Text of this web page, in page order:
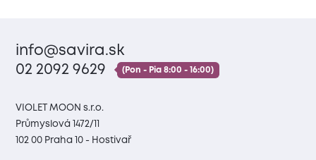
info@savira.sk
02 2092 9629
(Pon - Pia 8:00 - 16:00)
VIOLET MOON s.r.o.
Průmyslová 1472/11
102 00 Praha 10 - Hostivař